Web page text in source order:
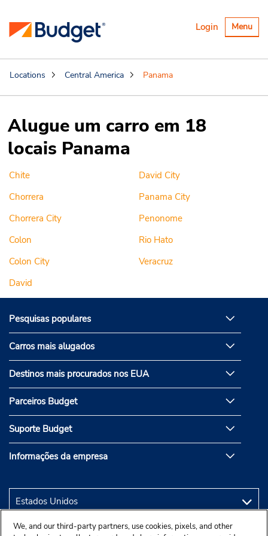
Alternar
Menu
Login
Locations Central America Panama
Alugue um carro em 18
locais Panama
Chite
Chorrera
Chorrera City
Colon
Colon City
David
David City
Panama City
Penonome
Rio Hato
Veracruz
Pesquisas populares
Carros mais alugados
Destinos mais procurados nos EUA
Parceiros Budget
Suporte Budget
Informações da empresa
We, and our third-party partners, use cookies, pixels, and other